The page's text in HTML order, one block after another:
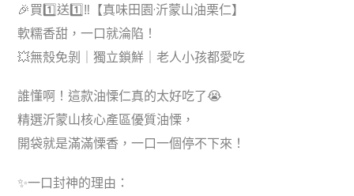
was:
$30.00.
is:
$14.99.
🎉買1️⃣送1️⃣‼️【真味田園·沂蒙山油栗仁】
軟糯香甜，一口就淪陷！
💥無殼免剝｜獨立鎖鮮｜老人小孩都愛吃
誰懂啊！這款油慄仁真的太好吃了😭
精選沂蒙山核心產區優質油慄，
開袋就是滿滿慄香，一口一個停不下來！
✨一口封神的理由：